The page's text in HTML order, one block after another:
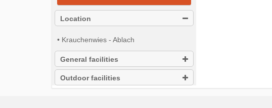
Location
• Krauchenwies - Ablach
General facilities
Outdoor facilities